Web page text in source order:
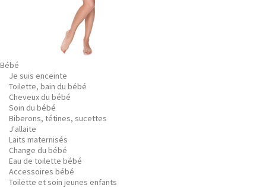
Bébé
Je suis enceinte
Toilette, bain du bébé
Cheveux du bébé
Soin du bébé
Biberons, tétines, sucettes
J'allaite
Laits maternisés
Change du bébé
Eau de toilette bébé
Accessoires bébé
Toilette et soin jeunes enfants